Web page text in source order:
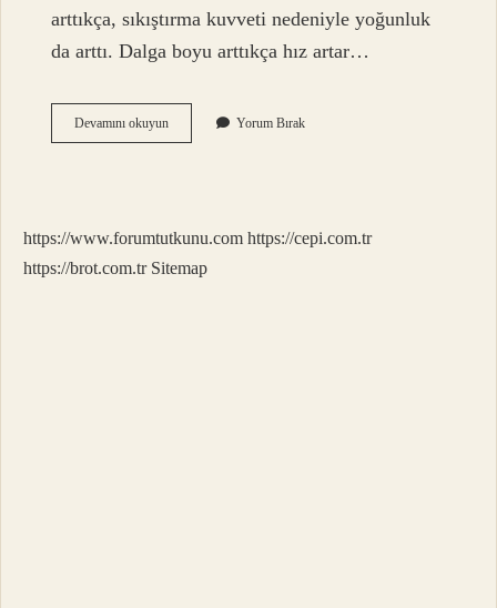
arttıkça, sıkıştırma kuvveti nedeniyle yoğunluk
da arttı. Dalga boyu arttıkça hız artar…
Devamını okuyunDerinlik
Arttıkça
Yorum Bırak
https://www.forumtutkunu.com https://cepi.com.tr
https://brot.com.tr Sitemap